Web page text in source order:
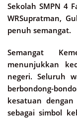
Sekolah SMPN 4
WRSupratman,
penuh semangat.
Semangat
menunjukkan
negeri. Seluruh
berbondong-
kesatuan
sebagai simbol